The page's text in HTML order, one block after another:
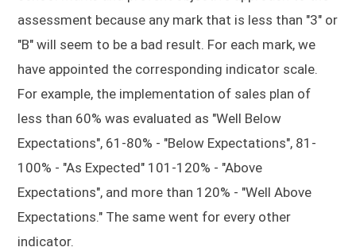
assessment because any mark that is less than "3" or
"B" will seem to be a bad result. For each mark, we
have appointed the corresponding indicator scale.
For example, the implementation of sales plan of
less than 60% was evaluated as "Well Below
Expectations", 61-80% - "Below Expectations", 81-
100% - "As Expected" 101-120% - "Above
Expectations", and more than 120% - "Well Above
Expectations." The same went for every other
indicator.